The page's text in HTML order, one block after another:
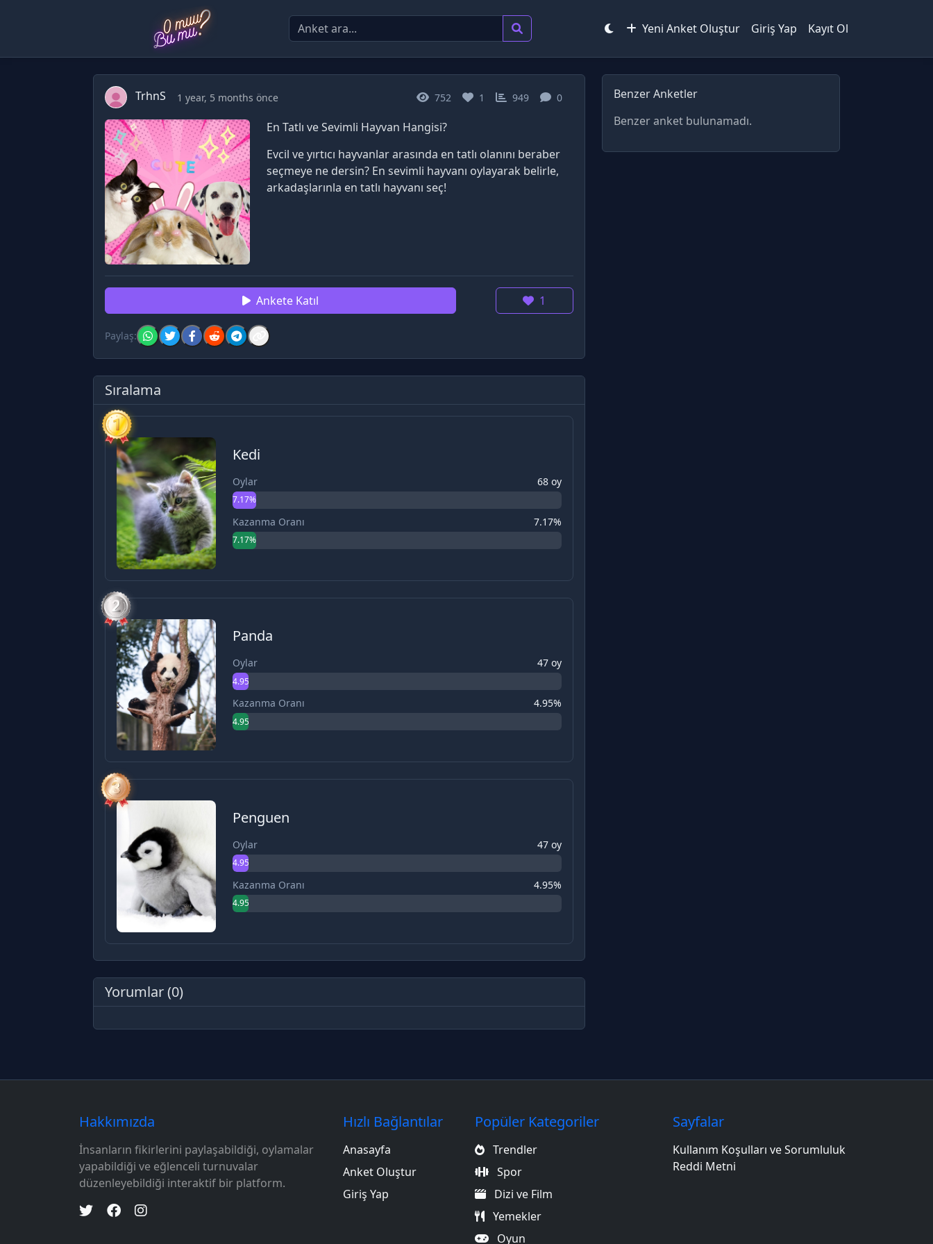
Yeni Anket Oluştur Giriş Yap Kayıt Ol
TrhnS 1 year, 5 months önce 752 1 949 0
En Tatlı ve Sevimli Hayvan Hangisi?
Evcil ve yırtıcı hayvanlar arasında en tatlı olanını beraber
seçmeye ne dersin? En sevimli hayvanı oylayarak belirle,
arkadaşlarınla en tatlı hayvanı seç!
Ankete Katıl 1
Paylaş:
Sıralama
Kedi
Oylar 68 oy
7.17%
Kazanma Oranı 7.17%
7.17%
Panda
Oylar 47 oy
4.95%
Kazanma Oranı 4.95%
4.95%
Penguen
Oylar 47 oy
4.95%
Kazanma Oranı 4.95%
4.95%
Diğer seçenekleri görmek için tıklayın
Yorumlar (0)
Benzer Anketler
Benzer anket bulunamadı.
Hakkımızda
İnsanların fikirlerini paylaşabildiği, oylamalar
yapabildiği ve eğlenceli turnuvalar
düzenleyebildiği interaktif bir platform.
Hızlı Bağlantılar
Anasayfa
Anket Oluştur
Giriş Yap
Popüler Kategoriler
Trendler
Spor
Dizi ve Film
Yemekler
Oyun
Sayfalar
Kullanım Koşulları ve Sorumluluk
Reddi Metni